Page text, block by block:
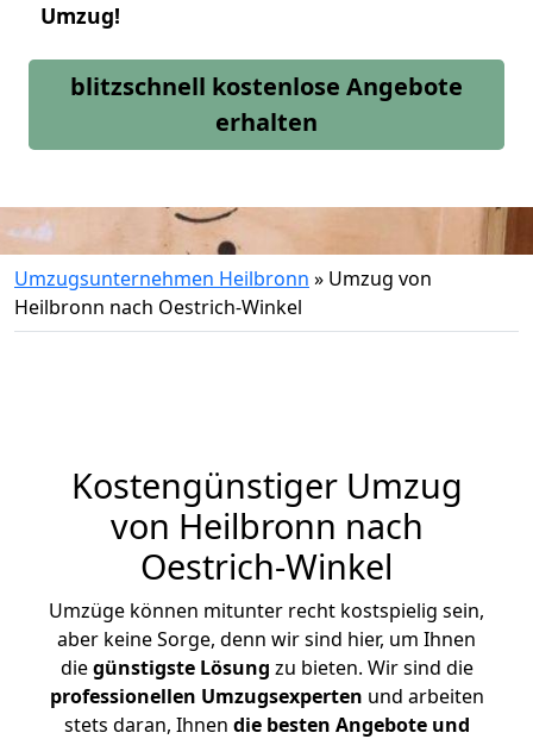
Umzug!
blitzschnell kostenlose Angebote
erhalten
Umzugsunternehmen Heilbronn » Umzug von
Heilbronn nach Oestrich-Winkel
Kostengünstiger Umzug
von Heilbronn nach
Oestrich-Winkel
Umzüge können mitunter recht kostspielig sein,
aber keine Sorge, denn wir sind hier, um Ihnen
diegünstigste Lösung zu bieten. Wir sind die
professionellen Umzugsexperten und arbeiten
stets daran, Ihnen die besten Angebote und